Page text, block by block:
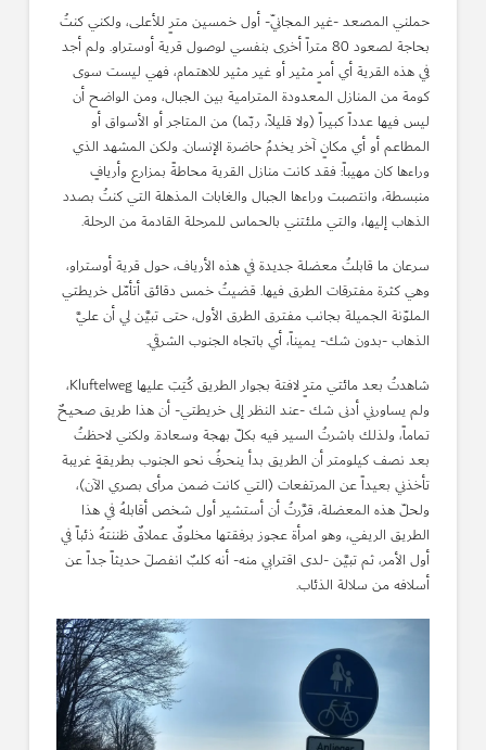
حملني المصعد -غير المجانيّ- أول خمسين مترٍ للأعلى، ولكني كنتُ
بحاجة لصعود 80 متراً أخرى بنفسي لوصول قرية أوستراو. ولم أجد
في هذه القرية أي أمرٍ مثير أو غير مثير للاهتمام، فهي ليست سوى
كومة من المنازل المعدودة المترامية بين الجبال، ومن الواضح أن
ليس فيها عدداً كبيراً (ولا قليلاً، ربّما) من المتاجر أو الأسواق أو
المطاعم أو أي مكانٍ آخر يخدمُ حاضرة الإنسان. ولكن المشهد الذي
وراءها كان مهيباً: فقد كانت منازل القرية محاطةً بمزارع وأريافٍ
منبسطة، وانتصبت وراءها الجبال والغابات المذهلة التي كنتُ بصدد
الذهاب إليها، والتي ملئتني بالحماس للمرحلة القادمة من الرحلة.
سرعان ما قابلتُ معضلة جديدة في هذه الأرياف، حول قرية أوستراو،
وهي كثرة مفترقات الطرق فيها. قضيتُ خمس دقائق أتأمّل خريطتي
الملوّنة الجميلة بجانب مفترق الطرق الأول، حتى تبيَّن لي أن عليَّ
الذهاب -بدون شك- يميناً، أي باتجاه الجنوب الشرقي.
شاهدتُ بعد مائتي مترٍ لافتة بجوار الطريق كُتِبَ عليها Kluftelweg،
ولم يساورني أدنى شك -عند النظر إلى خريطتي- أن هذا طريق صحيحٌ
تماماً، ولذلك باشرتُ السير فيه بكلّ بهجة وسعادة. ولكني لاحظتُ
بعد نصف كيلومتر أن الطريق بدأ ينحرفُ نحو الجنوب بطريقةٍ غريبة
تأخذني بعيداً عن المرتفعات (التي كانت ضمن مرأى بصري الآن)،
ولحلّ هذه المعضلة، قرَّرتُ أن أستشير أول شخص أقابلهُ في هذا
الطريق الريفي، وهو امرأة عجوز برفقتها مخلوقٌ عملاقٌ ظننتهُ ذئباً في
أول الأمر، ثم تبيَّن -لدى اقترابي منه- أنه كلبٌ انفصلَ حديثاً جداً عن
أسلافه من سلالة الذئاب.